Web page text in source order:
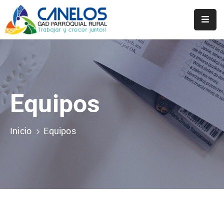
Historia
Transparencia
Noticias
Biblioteca
Equipos
Inicio Equipos